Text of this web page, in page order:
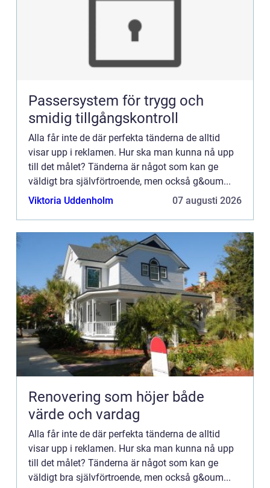
Passersystem för trygg och
smidig tillgångskontroll
Alla får inte de där perfekta tänderna de alltid
visar upp i reklamen. Hur ska man kunna nå upp
till det målet? Tänderna är något som kan ge
väldigt bra självförtroende, men också g&oum...
Viktoria Uddenholm
07 augusti 2026
Renovering som höjer både
värde och vardag
Alla får inte de där perfekta tänderna de alltid
visar upp i reklamen. Hur ska man kunna nå upp
till det målet? Tänderna är något som kan ge
väldigt bra självförtroende, men också g&oum...